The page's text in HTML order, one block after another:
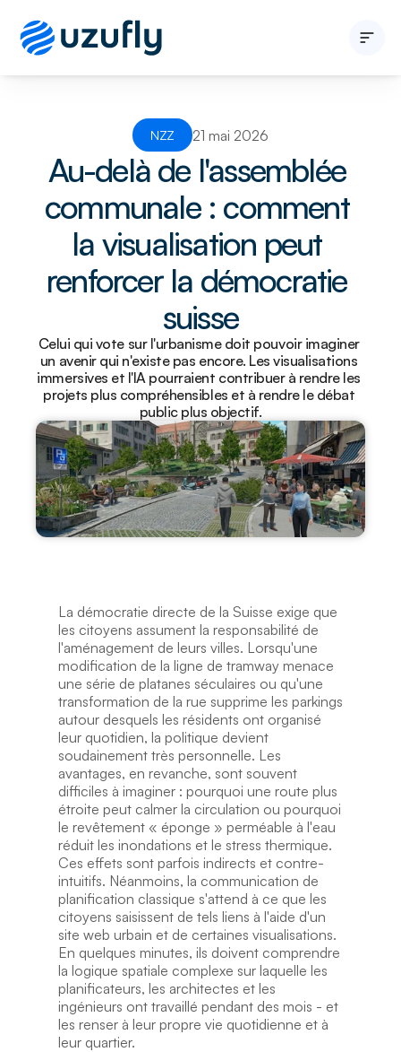
Entité publique
Solutions
A propos
Blogs
Nous contacter
NZZ 21 mai 2026
Au-delà de l'assemblée
communale : comment
la visualisation peut
renforcer la démocratie
suisse
Celui qui vote sur l'urbanisme doit pouvoir imaginer
un avenir qui n'existe pas encore. Les visualisations
immersives et l'IA pourraient contribuer à rendre les
projets plus compréhensibles et à rendre le débat
public plus objectif.
La démocratie directe de la Suisse exige que
les citoyens assument la responsabilité de
l'aménagement de leurs villes. Lorsqu'une
modification de la ligne de tramway menace
une série de platanes séculaires ou qu'une
transformation de la rue supprime les parkings
autour desquels les résidents ont organisé
leur quotidien, la politique devient
soudainement très personnelle. Les
avantages, en revanche, sont souvent
difficiles à imaginer : pourquoi une route plus
étroite peut calmer la circulation ou pourquoi
le revêtement « éponge » perméable à l'eau
réduit les inondations et le stress thermique.
Ces effets sont parfois indirects et contre-
intuitifs. Néanmoins, la communication de
planification classique s'attend à ce que les
citoyens saisissent de tels liens à l'aide d'un
site web urbain et de certaines visualisations.
En quelques minutes, ils doivent comprendre
la logique spatiale complexe sur laquelle les
planificateurs, les architectes et les
ingénieurs ont travaillé pendant des mois - et
les renser à leur propre vie quotidienne et à
leur quartier.